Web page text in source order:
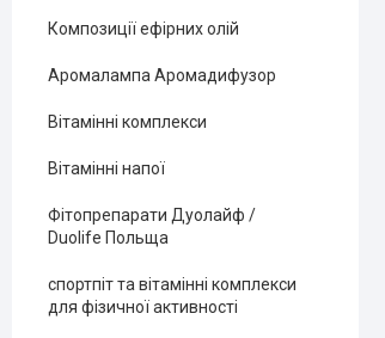
Композиції ефірних олій
Аромалампа Аромадифузор
Вітамінні комплекси
Вітамінні напої
Фітопрепарати Дуолайф /
Duolife Польща
спортпіт та вітамінні комплекси
для фізичної активності